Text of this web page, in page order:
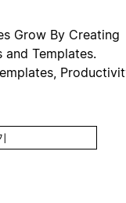
Grow By Creating
Templates.